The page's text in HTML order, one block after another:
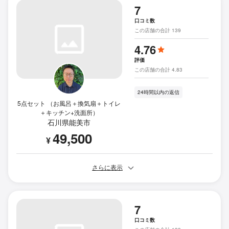
5点セット （お風呂＋換気扇＋トイレ
＋キッチン+洗面所）
石川県能美市
¥49,500
7
口コミ数
この店舗の合計 139
4.76
評価
この店舗の合計 4.83
24時間以内の返信
さらに表示
7
口コミ数